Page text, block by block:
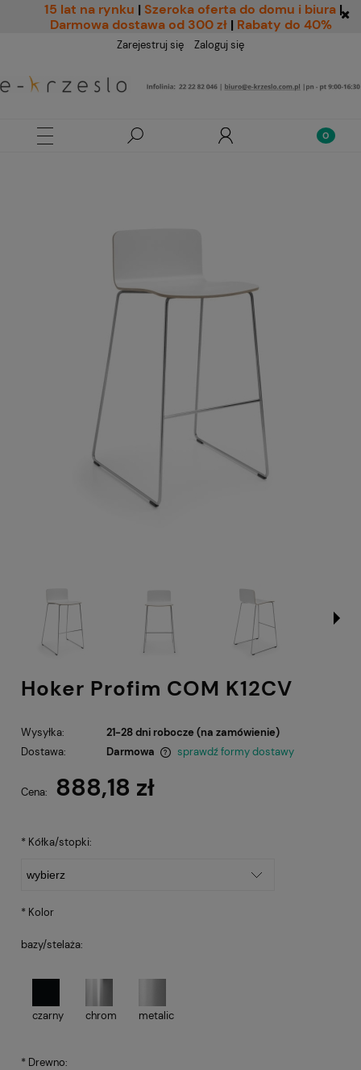
15 lat na rynku | Szeroka oferta do domu i biura |
Darmowa dostawa od 300 zł | Rabaty do 40%
Zarejestruj się Zaloguj się
Hoker Profim COM K12CV
Wysyłka:
21-28 dni robocze (na zamówienie)
Dostawa:
Darmowa
sprawdź formy dostawy
Cena: 888,18 zł
* Kółka/stopki:
* Kolor
bazy/stelaża:
czarny chrom metalic
* Drewno: